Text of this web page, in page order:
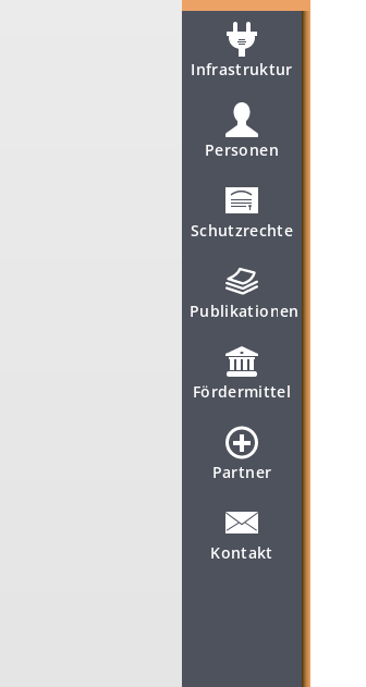
Infrastruktur
Personen
Schutzrechte
Publikationen
Fördermittel
Partner
Kontakt